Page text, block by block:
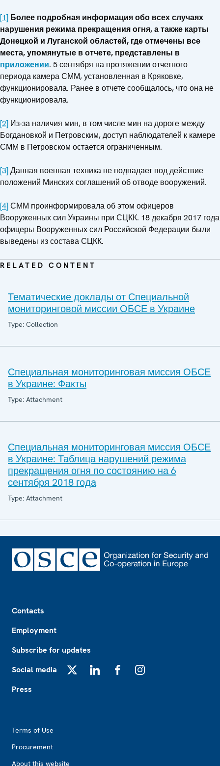
[1] Более подробная информация обо всех случаях
нарушения режима прекращения огня, а также карты
Донецкой и Луганской областей, где отмечены все
места, упомянутые в отчете, представлены в
приложении. 5 сентября на протяжении отчетного
периода камера СММ, установленная в Кряковке,
функционировала. Ранее в отчете сообщалось, что она не
функционировала.
[2] Из‑за наличия мин, в том числе мин на дороге между
Богдановкой и Петровским, доступ наблюдателей к камере
СММ в Петровском остается ограниченным.
[3]Данная военная техника не подпадает под действие
положений Минских соглашений об отводе вооружений.
[4]СММ проинформировала об этом офицеров
Вооруженных сил Украины при СЦКК. 18 декабря 2017 года
офицеры Вооруженных сил Российской Федерации были
выведены из состава СЦКК.
RELATED CONTENT
Тематические доклады от Специальной
мониторинговой миссии ОБСЕ в Украине
Type: Collection
Специальная мониторинговая миссия ОБСЕ
в Украине: Факты
Type: Attachment
Специальная мониторинговая миссия ОБСЕ
в Украине: Таблица нарушений режима
прекращения огня по состоянию на 6
сентября 2018 года
Type: Attachment
Contacts
Employment
Subscribe for updates
Social media
Press
Terms of Use
Procurement
About this website